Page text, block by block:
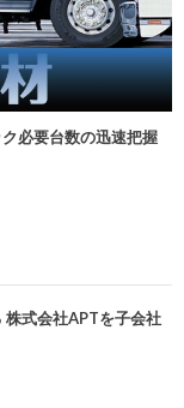
必要台数の迅速把握
株式会社APTを子会社